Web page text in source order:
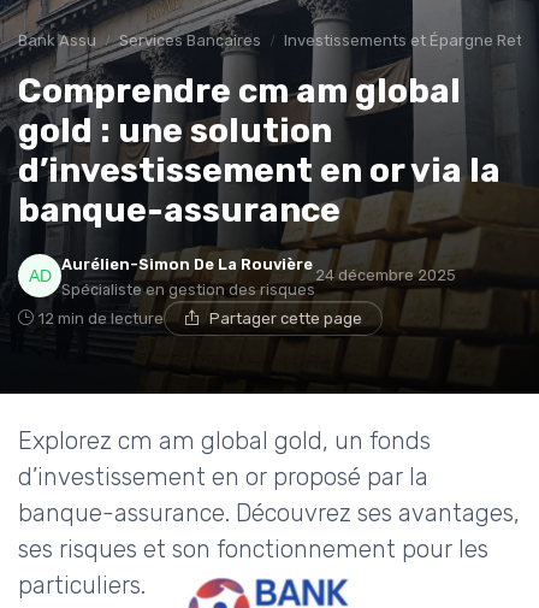
Bank Assu Services Bancaires Investissements et Épargne
Comprendre cm am global
gold : une solution
d’investissement en or via la
banque-assurance
Aurélien-Simon De La Rouvière
Spécialiste en gestion des risques
24 décembre 2025
12 min de lecture Partager cette page
Explorez cm am global gold, un fonds
d’investissement en or proposé par la
banque-assurance. Découvrez ses avantages,
ses risques et son fonctionnement pour les
particuliers.